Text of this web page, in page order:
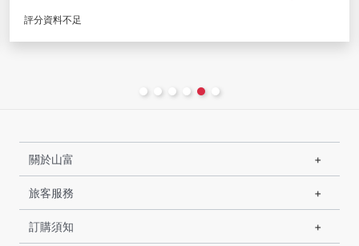
評分資料不足
關於山富
旅客服務
訂購須知